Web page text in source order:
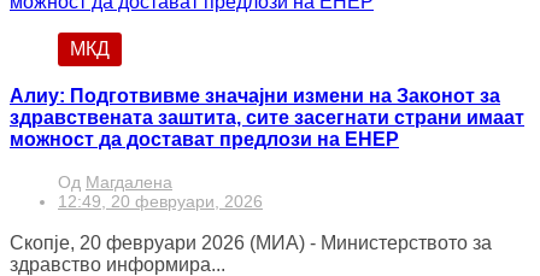
МКД
Алиу: Подготвивме значајни измени на Законот за
здравствената заштита, сите засегнати страни имаат
можност да достават предлози на ЕНЕР
Од Магдалена
12:49, 20 февруари, 2026
Скопје, 20 февруари 2026 (МИА) - Министерството за
здравство информира...